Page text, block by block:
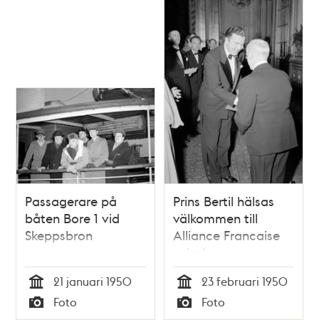
Passagerare på
båten Bore 1 vid
Skeppsbron
Tid
21 januari 1950
Typ
Foto
Prins Bertil hälsas
välkommen till
Alliance Francaise
soireè
Tid
23 februari 1950
Typ
Foto